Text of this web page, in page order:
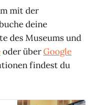
mit der
deine
des Museums und
oder überGoogle
findest du